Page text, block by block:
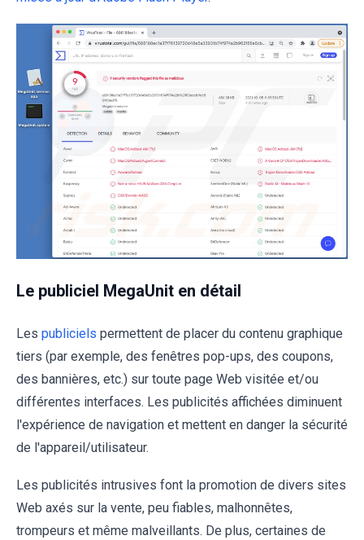
Le publiciel MegaUnit en détail
Les publiciels permettent de placer du contenu graphique
tiers (par exemple, des fenêtres pop-ups, des coupons,
des bannières, etc.) sur toute page Web visitée et/ou
différentes interfaces. Les publicités affichées diminuent
l'expérience de navigation et mettent en danger la sécurité
de l'appareil/utilisateur.
Les publicités intrusives font la promotion de divers sites
Web axés sur la vente, peu fiables, malhonnêtes,
trompeurs et même malveillants. De plus, certaines de